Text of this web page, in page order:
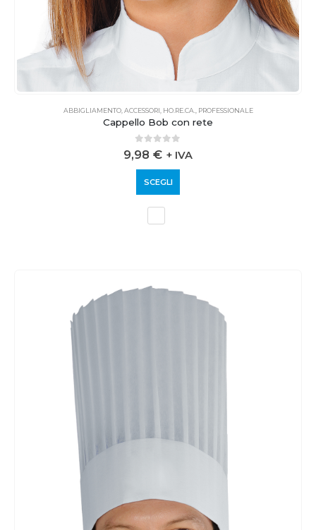
ABBIGLIAMENTO,ACCESSORI, HO.RE.CA., PROFESSIONALE
Cappello Bob con rete
0 out of 5
9,98 € + IVA
SCEGLI